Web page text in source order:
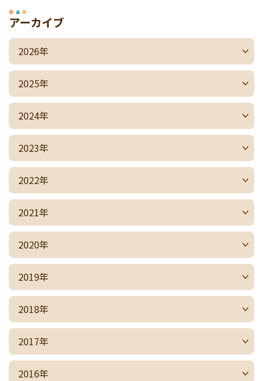
アーカイブ
2026年
2025年
2024年
2023年
2022年
2021年
2020年
2019年
2018年
2017年
2016年